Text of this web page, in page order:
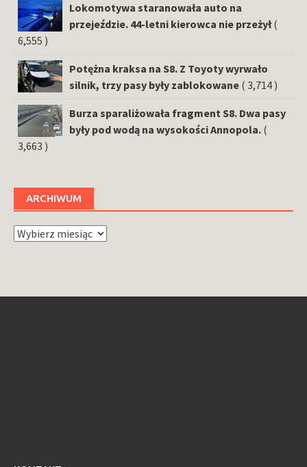
Lokomotywa staranowała auto na
przejeździe. 44-letni kierowca nie przeżył (
6,555 )
Potężna kraksa na S8. Z Toyoty wyrwało
silnik, trzy pasy były zablokowane ( 3,714 )
Burza sparaliżowała fragment S8. Dwa pasy
były pod wodą na wysokości Annopola. (
3,663 )
ARCHIWUM
Archiwum